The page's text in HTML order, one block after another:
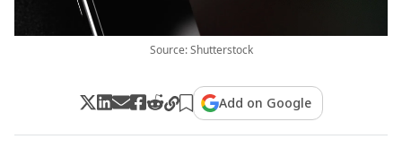
Source: Shutterstock
Add on Google